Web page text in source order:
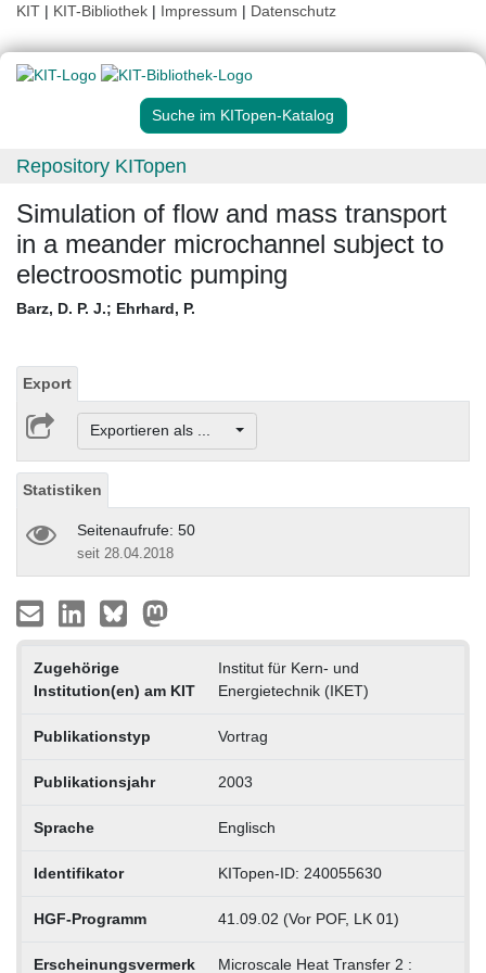
KIT | KIT-Bibliothek | Impressum | Datenschutz
Suche im KITopen-Katalog
Repository KITopen
Simulation of flow and mass transport
in a meander microchannel subject to
electroosmotic pumping
Barz, D. P. J.; Ehrhard, P.
Export
Exportieren als ...
Statistiken
Seitenaufrufe: 50
seit 28.04.2018
Zugehörige
Institution(en) am KIT
Institut für Kern- und
Energietechnik (IKET)
Publikationstyp Vortrag
Publikationsjahr 2003
Sprache Englisch
Identifikator KITopen-ID: 240055630
HGF-Programm 41.09.02 (Vor POF, LK 01)
Erscheinungsvermerk Microscale Heat Transfer 2 :